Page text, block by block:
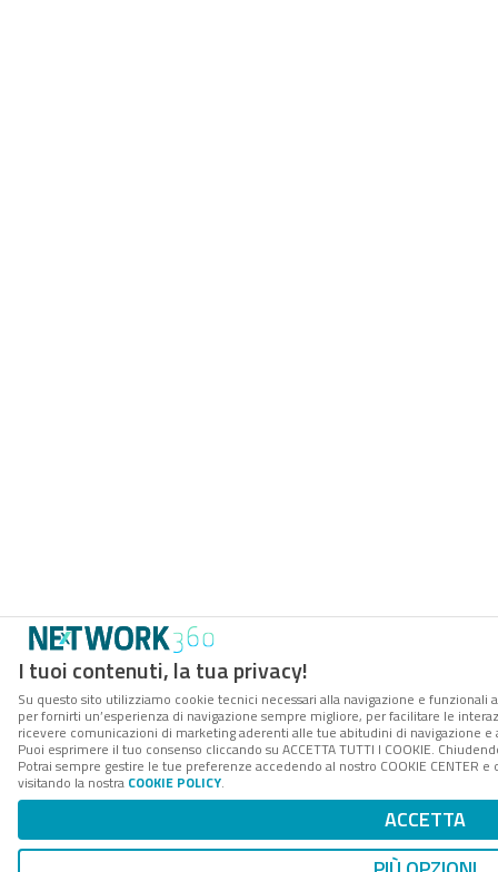
I tuoi contenuti, la tua privacy!
Su questo sito utilizziamo cookie tecnici necessari alla navigazione e funzionali
per fornirti un’esperienza di navigazione sempre migliore, per facilitare le
ricevere comunicazioni di marketing aderenti alle tue abitudini di navigazione e
Puoi esprimere il tuo consenso cliccando su ACCETTA TUTTI I COOKIE.
Potrai sempre gestire le tue preferenze accedendo al nostro COOKIE
visitando la nostra COOKIE POLICY.
ACCETTA